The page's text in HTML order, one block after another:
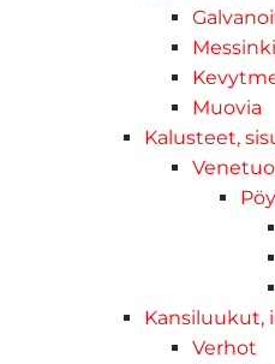
Muovia
Kalusteet,
Kansiluukut,
Verhot